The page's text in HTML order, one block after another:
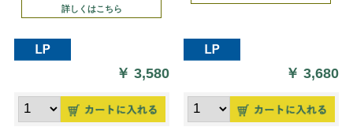
詳しくはこちら
￥3,580 ￥3,680